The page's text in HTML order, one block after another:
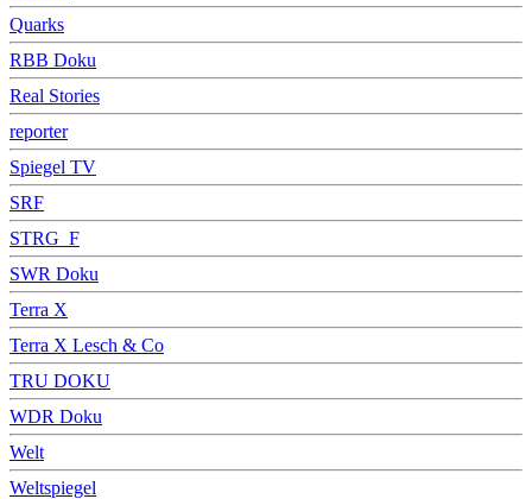
Quarks
RBB Doku
Real Stories
reporter
Spiegel TV
SRF
STRG_F
SWR Doku
Terra X
Terra X Lesch & Co
TRU DOKU
WDR Doku
Welt
Weltspiegel